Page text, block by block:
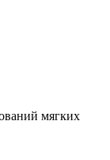
мягких